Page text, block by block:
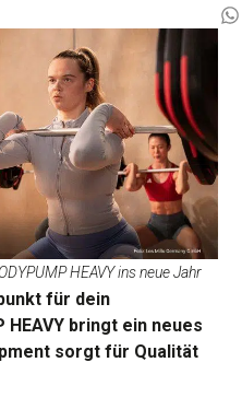
HEAVY ins neue Jahr
für dein
HEAVY bringt ein neues
sorgt für Qualität